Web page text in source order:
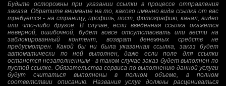
Будьте осторожны при указании ссылки в процессе отправления
заказа. Обратите внимание на то, какого именно вида ссылка от вас
требуется - на страницу, профиль, пост, фотографию, канал, видео
или что-либо другое. В случае, если введенная ссылка окажется
неверной, ошибочной, будет вовсе отсутствовать или вести на
заблокированный контент, возврат денежных средств не
предусмотрен. Какой бы ни была указанная ссылка, заказ будет
автоматически по ней выполнен, даже если поле для ссылки
останется незаполненным - в таком случае заказ будет выполнен по
пустой ссылке. Обязательства сервиса по выполнению данной услуги
будут считаться выполнены в полном объеме, в полном
соответствии описанию. Названия услуг должны расцениваться